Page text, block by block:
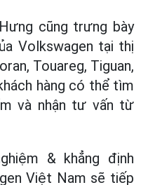
cũng trưng bày
Volkswagen tại thị
Touareg, Tiguan,
hàng có thể tìm
và nhận tư vấn từ
& khẳng định
Việt Nam sẽ tiếp